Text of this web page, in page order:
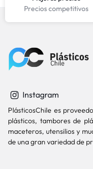
Precios competitivos
Instagram
PlásticosChile es
plásticos, tambores de
maceteros, utensilios y
de una gran variedad de